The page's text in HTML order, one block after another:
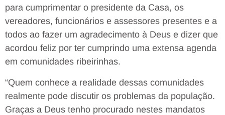
para cumprimentar o presidente da Casa, os
vereadores, funcionários e assessores presentes e a
todos ao fazer um agradecimento à Deus e dizer que
acordou feliz por ter cumprindo uma extensa agenda
em comunidades ribeirinhas.
“Quem conhece a realidade dessas comunidades
realmente pode discutir os problemas da população.
Graças a Deus tenho procurado nestes mandatos